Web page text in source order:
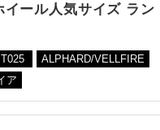
ール人気サイズ ラン
ALPHARD/VELLFIRE
ア